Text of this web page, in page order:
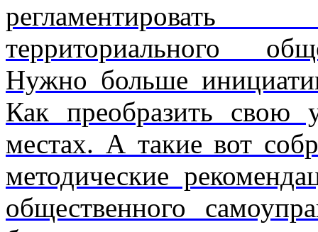
территориального
Нужно больше
Как преобразить
местах. А такие вот
методические
общественного